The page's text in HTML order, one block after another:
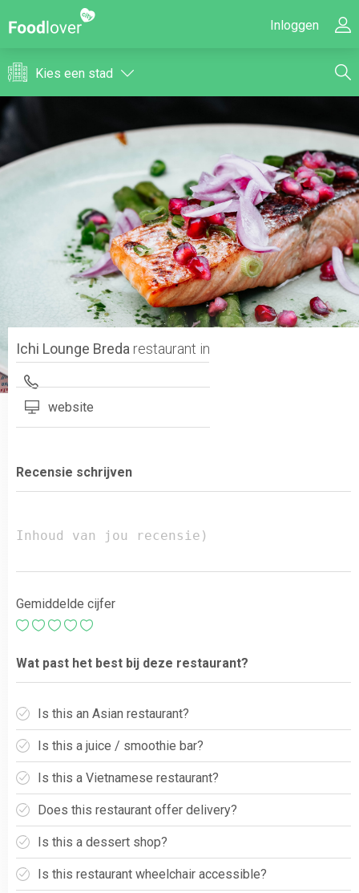
Inloggen
Kies een stad
Ichi Lounge Breda restaurant in
website
Recensie schrijven
Gemiddelde cijfer
Wat past het best bij deze restaurant?
Is this an Asian restaurant?
Is this a juice / smoothie bar?
Is this a Vietnamese restaurant?
Does this restaurant offer delivery?
Is this a dessert shop?
Is this restaurant wheelchair accessible?